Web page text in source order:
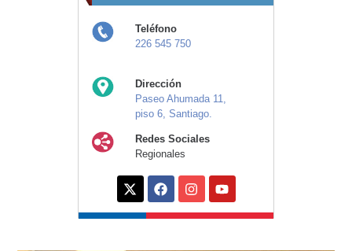
Teléfono
226 545 750
Dirección
Paseo Ahumada 11,
piso 6, Santiago.
Redes Sociales
Regionales